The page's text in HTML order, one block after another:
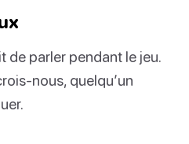
de parler pendant le jeu.
nous, quelqu’un